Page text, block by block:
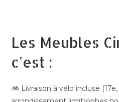
Les Meubles
c'est :
🚲 Livraison à vélo incluse (17e,